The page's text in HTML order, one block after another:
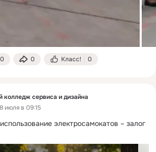
0 0 Класс! 0
колледж сервиса и дизайна
июля в 09:15
электросамокатов – залог